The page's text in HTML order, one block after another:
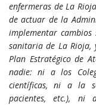
enfermeras de La
de actuar de la
implementar cambios
sanitaria de La Rioja,
Plan Estratégico de
nadie: ni a los
científicas, ni a la
pacientes, etc.), ni